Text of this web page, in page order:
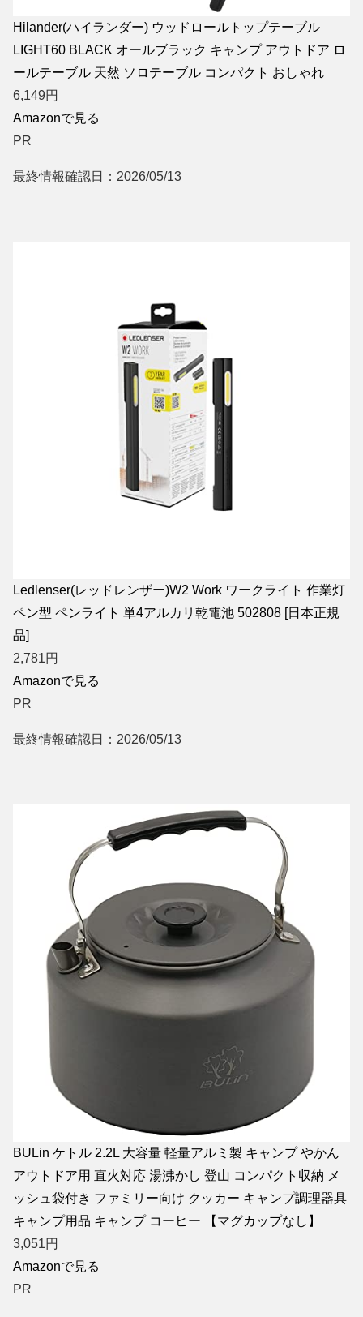
Hilander(ハイランダー) ウッドロールトップテーブル
LIGHT60 BLACK オールブラック キャンプ アウトドア ロ
ールテーブル 天然 ソロテーブル コンパクト おしゃれ
6,149円
Amazonで見る
PR
最終情報確認日：2026/05/13
Ledlenser(レッドレンザー)W2 Work ワークライト 作業灯
ペン型 ペンライト 単4アルカリ乾電池 502808 [日本正規
品]
2,781円
Amazonで見る
PR
最終情報確認日：2026/05/13
BULin ケトル 2.2L 大容量 軽量アルミ製 キャンプ やかん
アウトドア用 直火対応 湯沸かし 登山 コンパクト収納 メ
ッシュ袋付き ファミリー向け クッカー キャンプ調理器具
キャンプ用品 キャンプ コーヒー 【マグカップなし】
3,051円
Amazonで見る
PR